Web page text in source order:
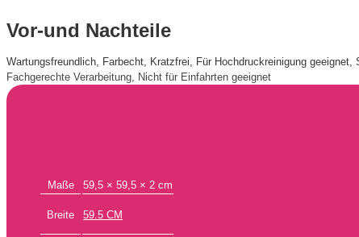
Vor-und Nachteile
Wartungsfreundlich, Farbecht, Kratzfrei, Für Hochdruckreinigung geeignet,
Fachgerechte Verarbeitung, Nicht für Einfahrten geeignet
Maße 59,5 × 59,5 × 2 cm
Breite 59.5 CM